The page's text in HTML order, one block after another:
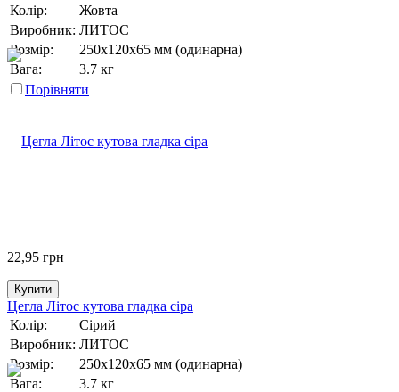
Колір:
Жовта
Виробник: ЛИТОС
Розмір:
250х120х65 мм (одинарна)
Вага:
3.7 кг
Порівняти
22,95 грн
Купити
Цегла Літос кутова гладка сіра
Колір:
Сірий
Виробник: ЛИТОС
Розмір:
250х120х65 мм (одинарна)
Вага:
3.7 кг